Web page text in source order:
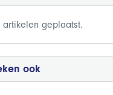
geplaatst.
ook